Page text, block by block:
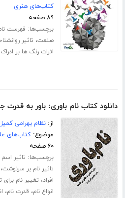
کتاب‌های هنری
۸۹ صفحه
برچسب‌ها: فهرست
صنعت، تاثیر
اثرات رنگ ها بر
دانلود کتاب نام باوری: باور به قدرت
از:نظام بهرامی
موضوع:کتاب‌های
۶۰ صفحه
برچسب‌ها: تاثیر
تاثیر نام بر سرنوشت،
افراد، تغییر نام
انواع نام، قدرت نام،